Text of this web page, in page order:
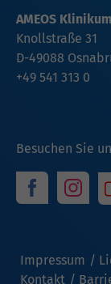
Besuchen Sie
Impressum
Kontakt
AMEOS
Knollstraße 31
D-49088
+49 541 313 0